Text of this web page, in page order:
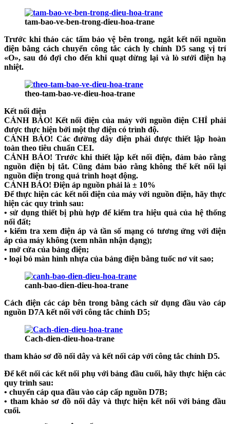
tam-bao-ve-ben-trong-dieu-hoa-trane
Trước khi tháo các tấm bảo vệ bên trong, ngắt kết nối nguồn
điện bằng cách chuyển công tắc cách ly chính D5 sang vị trí
«O», sau đó đợi cho đến khi quạt dừng lại và lò sưởi điện hạ
nhiệt.
theo-tam-bao-ve-dieu-hoa-trane
Kết nối điện
CẢNH BÁO! Kết nối điện của máy với nguồn điện CHỈ phải
được thực hiện bởi một thợ điện có trình độ.
CẢNH BÁO! Các đường dây điện phải được thiết lập hoàn
toàn theo tiêu chuẩn CEI.
CẢNH BÁO! Trước khi thiết lập kết nối điện, đảm bảo rằng
nguồn điện bị tắt. Cũng đảm bảo rằng không thể kết nối lại
nguồn điện trong quá trình hoạt động.
CẢNH BÁO! Điện áp nguồn phải là ± 10%
Để thực hiện các kết nối điện của máy với nguồn điện, hãy thực
hiện các quy trình sau:
• sử dụng thiết bị phù hợp để kiểm tra hiệu quả của hệ thống
nối đất;
• kiểm tra xem điện áp và tần số mạng có tương ứng với điện
áp của máy không (xem nhãn nhận dạng);
• mở cửa của bảng điện;
• loại bỏ màn hình nhựa của bảng điện bằng tuốc nơ vít sao;
canh-bao-dien-dieu-hoa-trane
Cách điện các cáp bên trong bằng cách sử dụng đầu vào cáp
nguồn D7A kết nối với công tắc chính D5;
Cach-dien-dieu-hoa-trane
tham khảo sơ đồ nối dây và kết nối cáp với công tắc chính D5.
Để kết nối các kết nối phụ với bảng đầu cuối, hãy thực hiện các
quy trình sau:
• chuyển cáp qua đầu vào cáp cấp nguồn D7B;
• tham khảo sơ đồ nối dây và thực hiện kết nối với bảng đầu
cuối.